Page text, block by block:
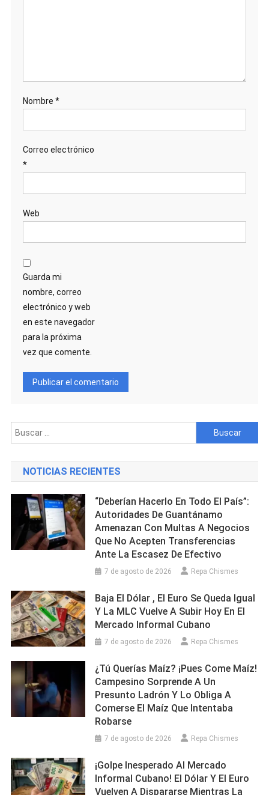
Nombre *
Correo electrónico
*
Web
Guarda mi
nombre, correo
electrónico y web
en este navegador
para la próxima
vez que comente.
Buscar:
NOTICIAS RECIENTES
“Deberían Hacerlo En Todo El País”:
Autoridades De Guantánamo
Amenazan Con Multas A Negocios
Que No Acepten Transferencias
Ante La Escasez De Efectivo
7 de agosto de 2026 Repa Chismes
Baja El Dólar , El Euro Se Queda Igual
Y La MLC Vuelve A Subir Hoy En El
Mercado Informal Cubano
7 de agosto de 2026 Repa Chismes
¿Tú Querías Maíz? ¡Pues Come Maíz!
Campesino Sorprende A Un
Presunto Ladrón Y Lo Obliga A
Comerse El Maíz Que Intentaba
Robarse
7 de agosto de 2026 Repa Chismes
¡Golpe Inesperado Al Mercado
Informal Cubano! El Dólar Y El Euro
Vuelven A Dispararse Mientras La